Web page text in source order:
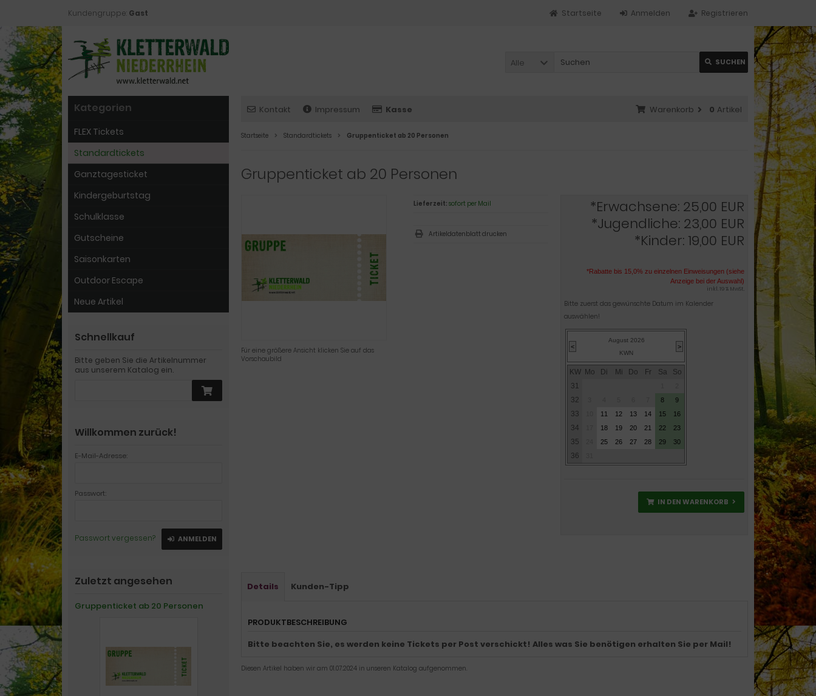
Kundengruppe: Gast Registrieren
Anmelden
Startseite
Alle SUCHEN
Kontakt Impressum Kasse Warenkorb 0 Artikel
Startseite Standardtickets Gruppenticket ab 20 Personen
Gruppenticket ab 20 Personen
Für eine größere Ansicht klicken Sie auf das
Vorschaubild
*Erwachsene: 25,00 EUR
*Jugendliche: 23,00 EUR
*Kinder: 19,00 EUR
*Rabatte bis 15,0% zu einzelnen Einweisungen (siehe
Anzeige bei der Auswahl)
inkl. 19 % MwSt.
Bitte zuerst das gewünschte Datum im Kalender
auswählen!
<
August 2026
KWN
>
KW Mo Di Mi Do Fr Sa
So
31
32 8 9
33 11 12 13 14 15 16
34 18 19 20 21 22 23
35 25 26 27 28 29 30
36
IN DEN WARENKORB
Lieferzeit: sofort per Mail
Artikeldatenblatt drucken
Details Kunden-Tipp
PRODUKTBESCHREIBUNG
Bitte beachten Sie, es werden keine Tickets per Post verschickt! Alles was Sie benötigen erhalten Sie per Mail!
Diesen Artikel haben wir am 01.07.2024 in unseren Katalog aufgenommen.
Kategorien
FLEX Tickets
Standardtickets
Ganztagesticket
Kindergeburtstag
Schulklasse
Gutscheine
Saisonkarten
Outdoor Escape
Neue Artikel
Schnellkauf
Bitte geben Sie die Artikelnummer
aus unserem Katalog ein.
Willkommen zurück!
E-Mail-Adresse:
Passwort:
Passwort vergessen? ANMELDEN
Zuletzt angesehen
Gruppenticket ab 20 Personen